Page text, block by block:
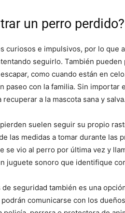
un perro perdido?
curiosos e impulsivos, por lo que
seguirlo. También
como cuando están en
paseo con la familia. Sin importar
a la mascota sana y salva.
suelen seguir su propio
las medidas a tomar durante las
se vio al perro por última vez y
juguete sonoro que identifique
seguridad también es una
comunicarse con los